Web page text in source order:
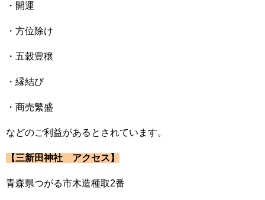
・開運
・方位除け
・五穀豊穣
・縁結び
・商売繁盛
などのご利益があるとされています。
【三新田神社 アクセス】
青森県つがる市木造種取2番